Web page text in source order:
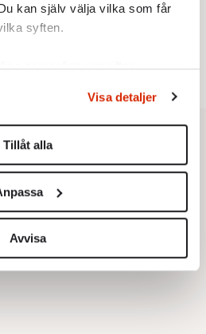
kan själv välja vilka som får
syften.
personliga uppgifter
ditt samtycke när som
för att anpassa innehållet
vår trafik. Vi
identifierare och annan
till de sociala medier och
som vi samarbetar med.
Visa detaljer
Tillåt alla
Avvisa
tsaren och Stalin